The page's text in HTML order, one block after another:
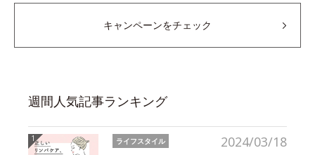
キャンペーンをチェック
週間人気記事ランキング
2024/03/18
ライフスタイル